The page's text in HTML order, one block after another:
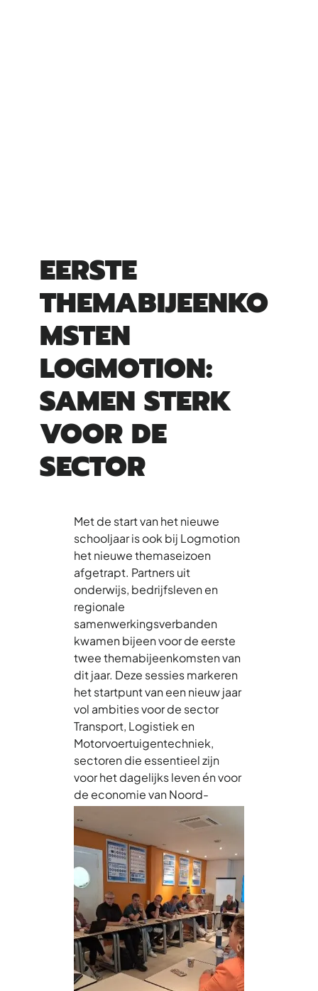
EERSTE
THEMABIJEENKO
MSTEN
LOGMOTION:
SAMEN STERK
VOOR DE
SECTOR
Met de start van het nieuwe
schooljaar is ook bij Logmotion
het nieuwe themaseizoen
afgetrapt. Partners uit
onderwijs, bedrijfsleven en
regionale
samenwerkingsverbanden
kwamen bijeen voor de eerste
twee themabijeenkomsten van
dit jaar. Deze sessies markeren
het startpunt van een nieuw jaar
vol ambities voor de sector
Transport, Logistiek en
Motorvoertuigentechniek,
sectoren die essentieel zijn
voor het dagelijks leven én voor
de economie van Noord-
Holland Noord.